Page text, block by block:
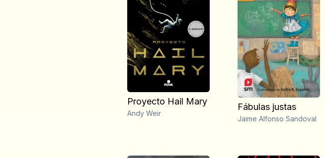
Proyecto Hail Mary
Andy Weir
Fábulas justas
Jaime Alfonso Sandoval